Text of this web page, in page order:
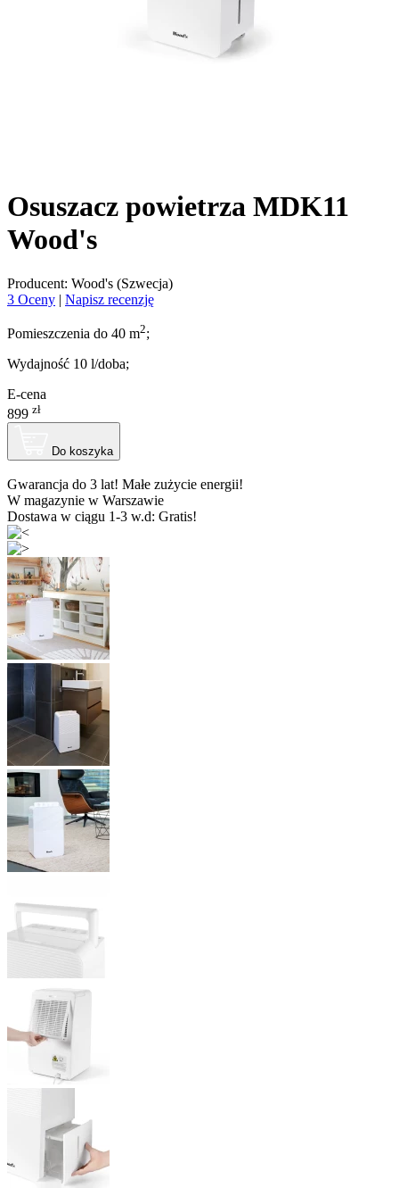
Osuszacz powietrza MDK11
Wood's
Producent: Wood's (Szwecja)
3 Oceny | Napisz recenzję
Pomieszczenia do 40 m2;
Wydajność 10 l/doba;
E-cena
899 zł
Do koszyka
Gwarancja do 3 lat! Małe zużycie energii!
W magazynie w Warszawie
Dostawa w ciągu 1-3 w.d: Gratis!